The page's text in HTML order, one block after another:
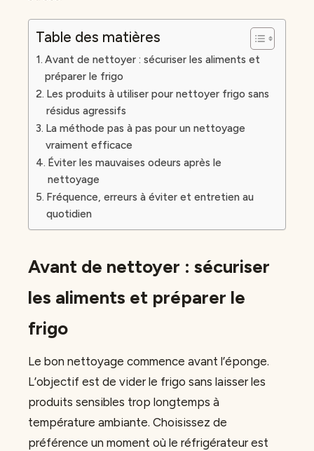
Table des matières
Avant de nettoyer : sécuriser les aliments et
préparer le frigo
Les produits à utiliser pour nettoyer frigo sans
résidus agressifs
La méthode pas à pas pour un nettoyage
vraiment efficace
Éviter les mauvaises odeurs après le
nettoyage
Fréquence, erreurs à éviter et entretien au
quotidien
Avant de nettoyer : sécuriser
les aliments et préparer le
frigo
Le bon nettoyage commence avant l’éponge.
L’objectif est de vider le frigo sans laisser les
produits sensibles trop longtemps à
température ambiante. Choisissez de
préférence un moment où le réfrigérateur est